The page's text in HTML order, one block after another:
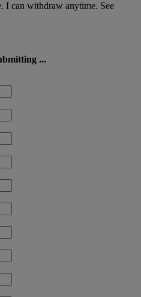
I can withdraw anytime. See
...